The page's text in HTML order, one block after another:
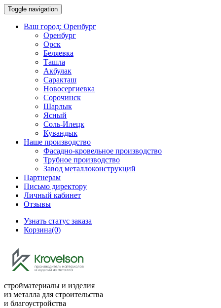
Toggle navigation
Ваш город: Оренбург
Оренбург
Орск
Беляевка
Ташла
Акбулак
Саракташ
Новосергиевка
Сорочинск
Шарлык
Ясный
Соль-Илецк
Кувандык
Наше производство
Фасадно-кровельное производство
Трубное производство
Завод металлоконструкций
Партнерам
Письмо директору
Личный кабинет
Отзывы
Узнать статус заказа
Корзина(0)
стройматериалы и изделия
из металла для строительства
и благоустройства